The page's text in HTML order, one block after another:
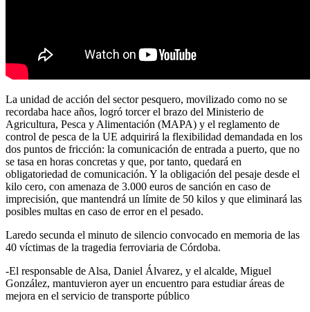
La unidad de acción del sector pesquero, movilizado como no se
recordaba hace años, logró torcer el brazo del Ministerio de
Agricultura, Pesca y Alimentación (MAPA) y el reglamento de
control de pesca de la UE adquirirá la flexibilidad demandada en los
dos puntos de fricción: la comunicación de entrada a puerto, que no
se tasa en horas concretas y que, por tanto, quedará en
obligatoriedad de comunicación. Y la obligación del pesaje desde el
kilo cero, con amenaza de 3.000 euros de sanción en caso de
imprecisión, que mantendrá un límite de 50 kilos y que eliminará las
posibles multas en caso de error en el pesado.
Laredo secunda el minuto de silencio convocado en memoria de las
40 víctimas de la tragedia ferroviaria de Córdoba.
-El responsable de Alsa, Daniel Álvarez, y el alcalde, Miguel
González, mantuvieron ayer un encuentro para estudiar áreas de
mejora en el servicio de transporte público